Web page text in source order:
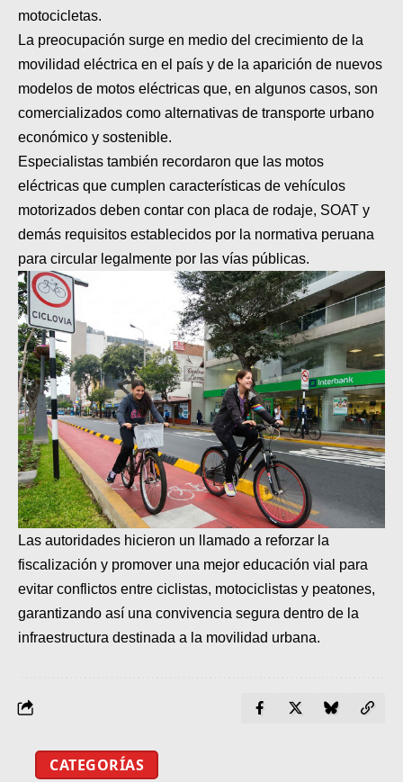
motocicletas.
La preocupación surge en medio del crecimiento de la
movilidad eléctrica en el país y de la aparición de nuevos
modelos de motos eléctricas que, en algunos casos, son
comercializados como alternativas de transporte urbano
económico y sostenible.
Especialistas también recordaron que las motos
eléctricas que cumplen características de vehículos
motorizados deben contar con placa de rodaje, SOAT y
demás requisitos establecidos por la normativa peruana
para circular legalmente por las vías públicas.
Las autoridades hicieron un llamado a reforzar la
fiscalización y promover una mejor educación vial para
evitar conflictos entre ciclistas, motociclistas y peatones,
garantizando así una convivencia segura dentro de la
infraestructura destinada a la movilidad urbana.
CATEGORÍAS